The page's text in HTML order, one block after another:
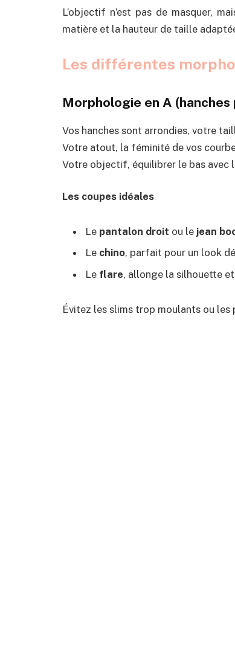
L’objectif n’est pas de masquer,
matière et la hauteur de taille
Les différentes
Morphologie en A
Vos hanches sont arrondies, votre
Votre atout, la féminité de vos
Votre objectif, équilibrer le bas avec
Les coupes idéales
Le pantalon droit ou le jean
Le chino, parfait pour un look
Le flare, allonge la silhouette
Évitez les slims trop moulants ou les